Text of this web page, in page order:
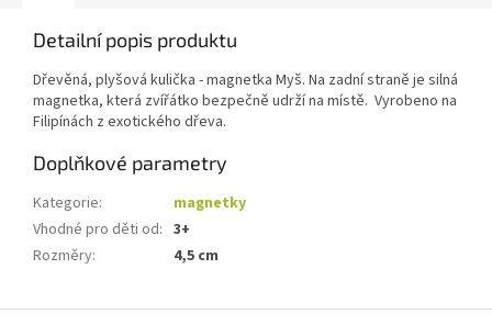
Detailní popis produktu
Dřevěná, plyšová kulička - magnetka Myš. Na zadní straně je silná
magnetka, která zvířátko bezpečně udrží na místě. Vyrobeno na
Filipínách z exotického dřeva.
Doplňkové parametry
Kategorie:
magnetky
Vhodné pro děti od: 3+
Rozměry: 4,5 cm